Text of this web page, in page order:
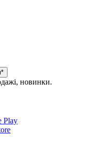
новинки.
Play